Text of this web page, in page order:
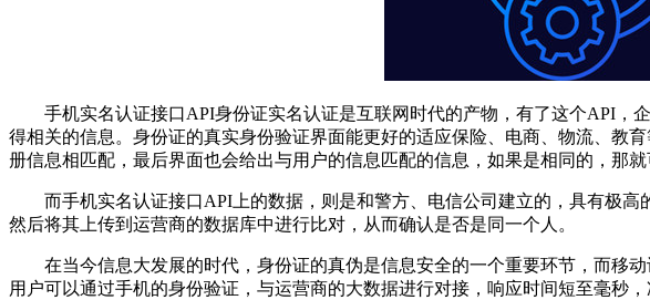
手机实名认证接口API身份证实名认证是互联网时代的产物，有了这个API，
得相关的信息。身份证的真实身份验证界面能更好的适应保险、电商、物流、教
册信息相匹配，最后界面也会给出与用户的信息匹配的信息，如果是相同的，那就
而手机实名认证接口API上的数据，则是和警方、电信公司建立的，具有极高
然后将其上传到运营商的数据库中进行比对，从而确认是否是同一个人。
在当今信息大发展的时代，身份证的真伪是信息安全的一个重要环节，而移动
用户可以通过手机的身份验证，与运营商的大数据进行对接，响应时间短至毫秒